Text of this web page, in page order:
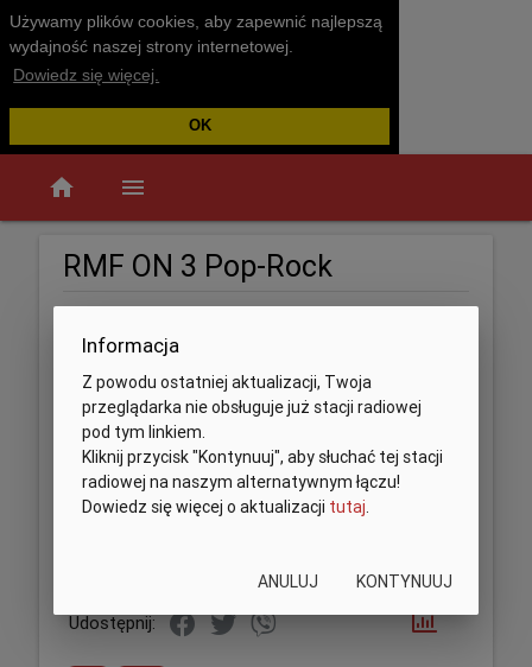
Używamy plików cookies, aby zapewnić najlepszą
wydajność naszej strony internetowej.
Dowiedz się więcej.
OK
home menu
RMF ON 3 Pop-Rock
Udostępnij:
Informacja
Z powodu ostatniej aktualizacji, Twoja
przeglądarka nie obsługuje już stacji radiowej
pod tym linkiem.
Kliknij przycisk "Kontynuuj", aby słuchać tej stacji
radiowej na naszym alternatywnym łączu!
Dowiedz się więcej o aktualizacji tutaj.
ANULUJ KONTYNUUJ